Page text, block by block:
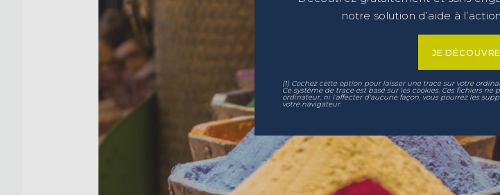
notre solution d’aide à
JE DÉCOUVRE
(1) Cochez cette option pour laisser une trace sur votre
Ce système de trace est basé sur les cookies. Ces fichiers
ordinateur, ni l'affecter d'aucune façon, vous pourrez les
votre navigateur.